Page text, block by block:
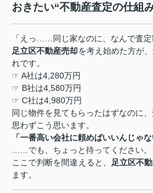
おきたい“不動産査定の仕組
「えっ
同じ家なのに、なんで査
足立区不動産売却を考え始めた方が
れです。
☞ A社は4,280万円
☞ B社は4,580万円
☞ C社は4,980万円
同じ物件を見てもらったはずなのに、
思わずこう思います。
「一番高い会社に頼めばいいんじゃな
でも、ちょっと待ってください。
ここで判断を間違えると、
足立区不
ます。